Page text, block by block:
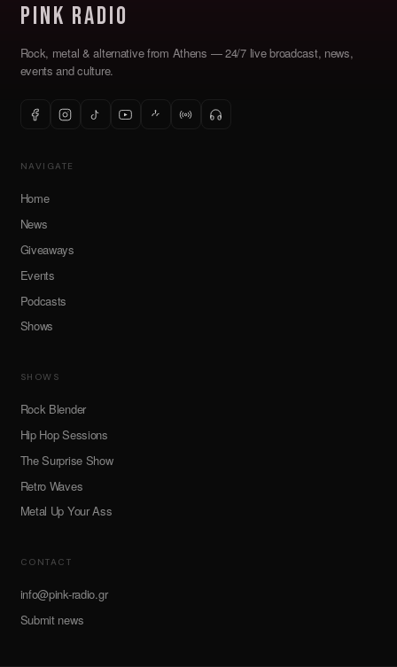
Pink Radio
Rock, metal & alternative from Athens — 24/7 live broadcast, news,
events and culture.
NAVIGATE
Home
News
Giveaways
Events
Podcasts
Shows
SHOWS
Rock Blender
Hip Hop Sessions
The Surprise Show
Retro Waves
Metal Up Your Ass
CONTACT
info@pink-radio.gr
Submit news